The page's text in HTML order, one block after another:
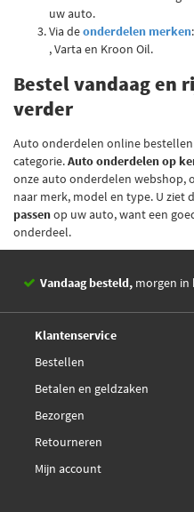
uw auto.
Via deonderdelen merken
, Varta en Kroon Oil.
Bestel vandaag en
verder
Auto onderdelen online
categorie.Auto onderdelen op
onze auto onderdelen webshop,
naar merk, model en type. U ziet
passenop uw auto, want een
onderdeel.
Vandaag besteld, morgen in
Klantenservice
Bestellen
Betalen en geldzaken
Bezorgen
Retourneren
Mijn account